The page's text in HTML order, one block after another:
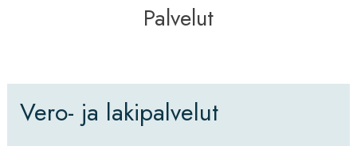
Palvelut
Vero- ja lakipalvelut